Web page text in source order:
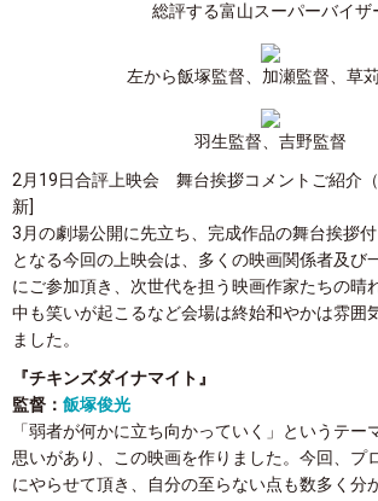
総評する富山スーパーバイザ
左から飯塚監督、加瀬監督、草
羽生監督、吉野監督
2月19日合評上映会 舞台挨拶コメントご紹介（
新]
3月の劇場公開に先立ち、完成作品の舞台挨拶
となる今回の上映会は、多くの映画関係者及び
にご参加頂き、次世代を担う映画作家たちの晴
中も笑いが起こるなど会場は終始和やかは雰囲
ました。
『チキンズダイナマイト』
監督： 飯塚俊光
「弱者が何かに立ち向かっていく」というテー
思いがあり、この映画を作りました。今回、プ
にやらせて頂き、自分の至らない点も数多く分